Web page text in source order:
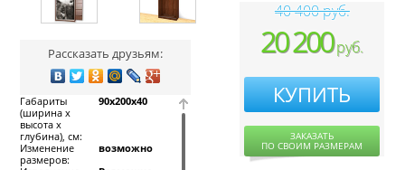
Рассказать друзьям:
Габариты
(ширина х
высота х
глубина), см:
90x200x40
Изменение
размеров:
возможно
40 400 руб.
20 200руб.
КУПИТЬ
ЗАКАЗАТЬ
ПО СВОИМ РАЗМЕРАМ